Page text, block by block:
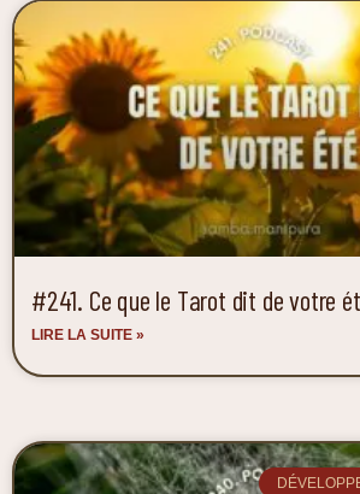
#241. Ce que le Tarot dit de votre
LIRE LA SUITE »